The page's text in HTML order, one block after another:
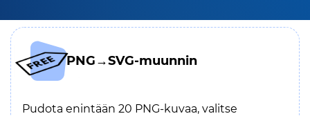
PNG→SVG-muunnin
Pudota enintään 20 PNG-kuvaa, valitse